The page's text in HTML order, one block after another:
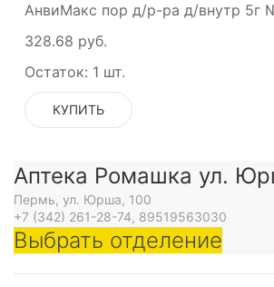
АнвиМакс пор д/р-ра д/внутр 5г
328.68 руб.
Остаток: 1 шт.
КУПИТЬ
Аптека Ромашка ул.
Пермь, ул. Юрша, 100
+7 (342) 261-28-74, 89519563030
Выбрать отделение